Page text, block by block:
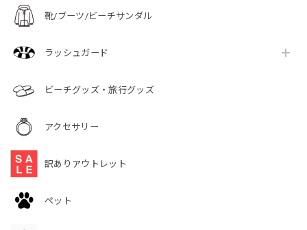
靴/ブーツ/ビーチサンダル
ラッシュガード
ビーチグッズ・旅行グッズ
アクセサリー
訳ありアウトレット
ペット